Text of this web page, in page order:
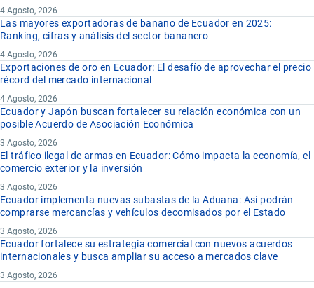
4 Agosto, 2026
Las mayores exportadoras de banano de Ecuador en 2025:
Ranking, cifras y análisis del sector bananero
4 Agosto, 2026
Exportaciones de oro en Ecuador: El desafío de aprovechar el precio
récord del mercado internacional
4 Agosto, 2026
Ecuador y Japón buscan fortalecer su relación económica con un
posible Acuerdo de Asociación Económica
3 Agosto, 2026
El tráfico ilegal de armas en Ecuador: Cómo impacta la economía, el
comercio exterior y la inversión
3 Agosto, 2026
Ecuador implementa nuevas subastas de la Aduana: Así podrán
comprarse mercancías y vehículos decomisados por el Estado
3 Agosto, 2026
Ecuador fortalece su estrategia comercial con nuevos acuerdos
internacionales y busca ampliar su acceso a mercados clave
3 Agosto, 2026